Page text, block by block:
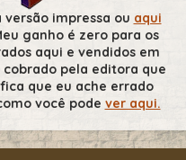
impressa ou aqui
ganho é zero para os
aqui e vendidos em
pela editora que
que eu ache errado
você pode ver aqui.